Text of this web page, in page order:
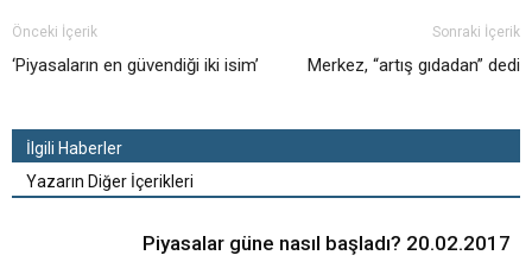
Önceki İçerik
‘Piyasaların en güvendiği iki isim’
Sonraki İçerik
Merkez, “artış gıdadan” dedi
İlgili Haberler
Yazarın Diğer İçerikleri
Piyasalar güne nasıl başladı? 20.02.2017